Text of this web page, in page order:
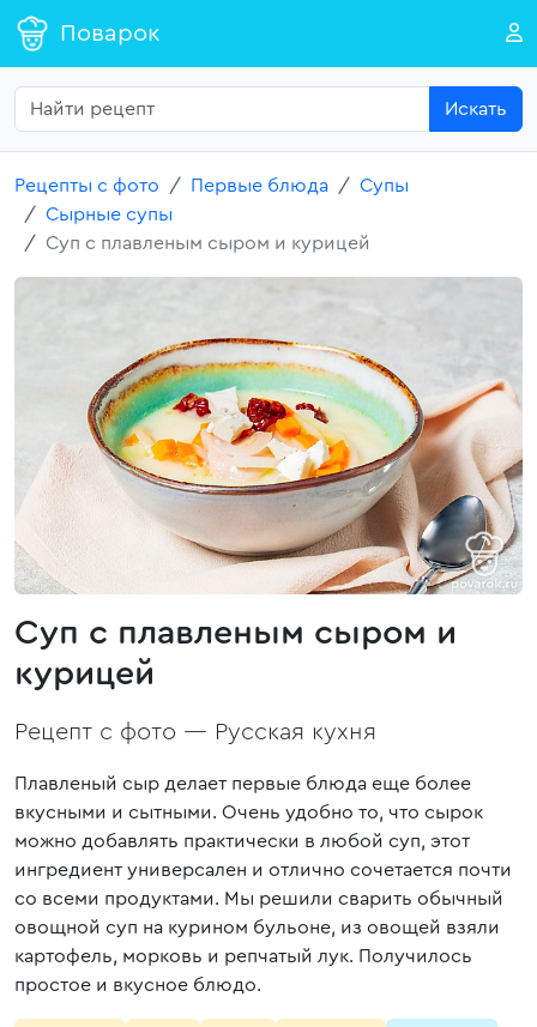
Поварок
Искать
Рецепты с фото Первые блюда
Супы
Сырные супы
Суп с плавленым сыром и курицей
Суп с плавленым сыром и
курицей
Рецепт с фото — Русская кухня
Плавленый сыр делает первые блюда еще более
вкусными и сытными. Очень удобно то, что сырок
можно добавлять практически в любой суп, этот
ингредиент универсален и отлично сочетается почти
со всеми продуктами. Мы решили сварить обычный
овощной суп на курином бульоне, из овощей взяли
картофель, морковь и репчатый лук. Получилось
простое и вкусное блюдо.